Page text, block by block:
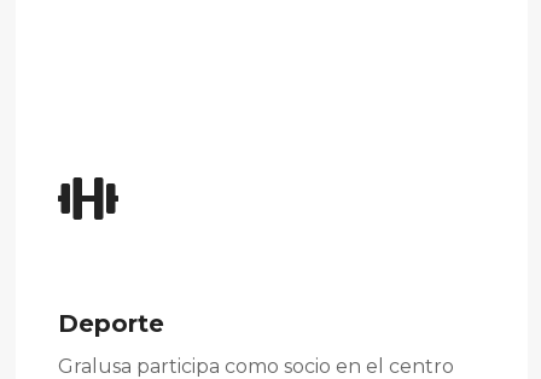
Deporte
Gralusa participa como socio en el centro